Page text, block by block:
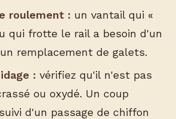
roulement : un vantail qui «
qui frotte le rail a besoin d'un
remplacement de galets.
: vérifiez qu'il n'est pas
ou oxydé. Un coup
d'un passage de chiffon